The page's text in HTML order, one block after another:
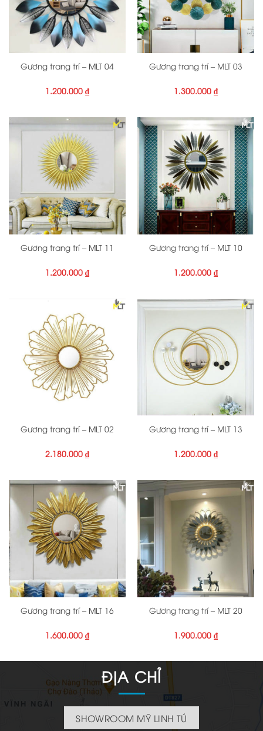
Gương trang trí – MLT 04
1.200.000 ₫
Gương trang trí – MLT 03
1.300.000 ₫
Gương trang trí – MLT 11
1.200.000 ₫
Gương trang trí – MLT 10
1.200.000 ₫
Gương trang trí – MLT 02
2.180.000 ₫
Gương trang trí – MLT 13
1.200.000 ₫
Gương trang trí – MLT 16
1.600.000 ₫
Gương trang trí – MLT 20
1.900.000 ₫
ĐỊA CHỈ
SHOWROOM MỸ LINH TÚ